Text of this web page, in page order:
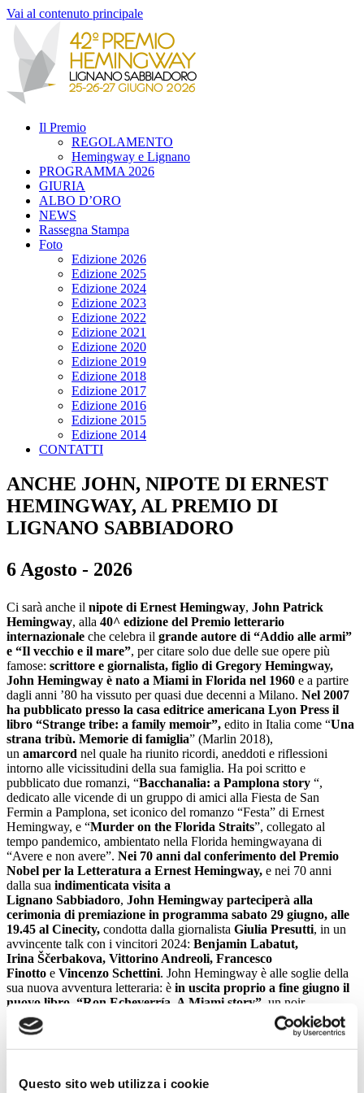
Questo sito web utilizza i cookie
Vai al contenuto principale
Il Premio
REGOLAMENTO
Hemingway e Lignano
PROGRAMMA 2026
GIURIA
ALBO D’ORO
NEWS
Rassegna Stampa
Foto
Edizione 2026
Edizione 2025
Edizione 2024
Edizione 2023
Edizione 2022
Edizione 2021
Edizione 2020
Edizione 2019
Edizione 2018
Edizione 2017
Edizione 2016
Edizione 2015
Edizione 2014
CONTATTI
ANCHE JOHN, NIPOTE DI ERNEST
HEMINGWAY, AL PREMIO DI
LIGNANO SABBIADORO
6 Agosto - 2026
Ci sarà anche il nipote di Ernest Hemingway, John Patrick
Hemingway, alla 40^ edizione del Premio letterario
internazionale che celebra il grande autore di “Addio alle armi”
e “Il vecchio e il mare”, per citare solo due delle sue opere più
famose: scrittore e giornalista, figlio di Gregory Hemingway,
John Hemingway è nato a Miami in Florida nel 1960 e a partire
dagli anni ’80 ha vissuto per quasi due decenni a Milano. Nel 2007
ha pubblicato presso la casa editrice americana Lyon Press il
libro “Strange tribe: a family memoir”, edito in Italia come “Una
strana tribù. Memorie di famiglia” (Marlin 2018),
un amarcord nel quale ha riunito ricordi, aneddoti e riflessioni
intorno alle vicissitudini della sua famiglia. Ha poi scritto e
pubblicato due romanzi, “Bacchanalia: a Pamplona story “,
dedicato alle vicende di un gruppo di amici alla Fiesta de San
Fermin a Pamplona, set iconico del romanzo “Festa” di Ernest
Hemingway, e “Murder on the Florida Straits”, collegato al
tempo pandemico, ambientato nella Florida hemingwayana di
“Avere e non avere”. Nei 70 anni dal conferimento del Premio
Nobel per la Letteratura a Ernest Hemingway, e nei 70 anni
dalla sua indimenticata visita a
Lignano Sabbiadoro, John Hemingway parteciperà alla
cerimonia di premiazione in programma sabato 29 giugno, alle
19.45 al Cinecity, condotta dalla giornalista Giulia Presutti, in un
avvincente talk con i vincitori 2024: Benjamin Labatut,
Irina Ščerbakova, Vittorino Andreoli, Francesco
Finotto e Vincenzo Schettini. John Hemingway è alle soglie della
sua nuova avventura letteraria: è in uscita proprio a fine giugno il
nuovo libro, “Ron Echeverría. A Miami story”, un noir
strettamente legato all’attualità del confine meridionale degli Stati
Uniti. Incontrarlo sarà certamente un’occasione speciale per il
pubblico del Premio, nella “piccola Florida italiana” tanto amata dal
suggestioni attraverso le pagine del romanzo “Di là dal fiume e tra